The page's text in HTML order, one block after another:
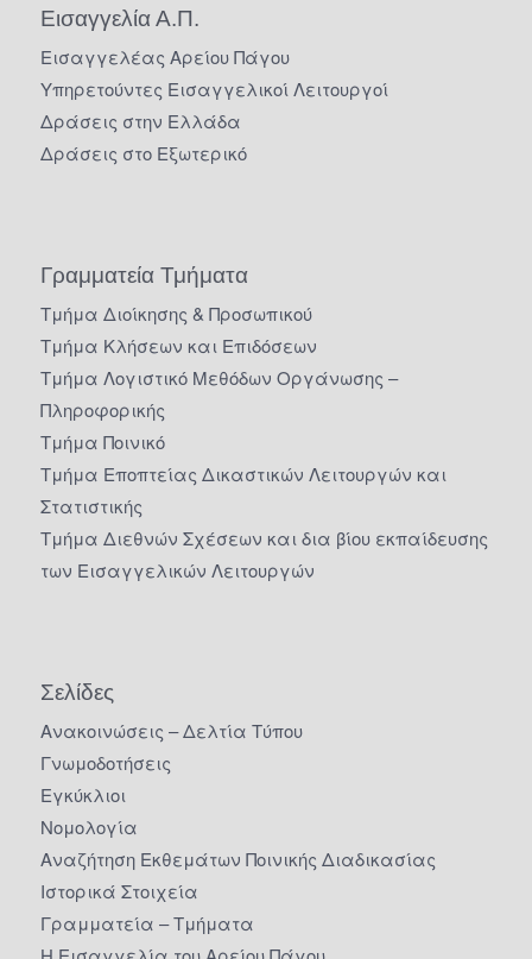
Εισαγγελία Α.Π.
Εισαγγελέας Αρείου Πάγου
Υπηρετούντες Εισαγγελικοί Λειτουργοί
Δράσεις στην Ελλάδα
Δράσεις στο Εξωτερικό
Γραμματεία Τμήματα
Τμήμα Διοίκησης & Προσωπικού
Τμήμα Κλήσεων και Επιδόσεων
Τμήμα Λογιστικό Μεθόδων Οργάνωσης –
Πληροφορικής
Τμήμα Ποινικό
Τμήμα Εποπτείας Δικαστικών Λειτουργών και
Στατιστικής
Τμήμα Διεθνών Σχέσεων και δια βίου εκπαίδευσης
των Εισαγγελικών Λειτουργών
Σελίδες
Ανακοινώσεις – Δελτία Τύπου
Γνωμοδοτήσεις
Εγκύκλιοι
Νομολογία
Αναζήτηση Εκθεμάτων Ποινικής Διαδικασίας
Ιστορικά Στοιχεία
Γραμματεία – Τμήματα